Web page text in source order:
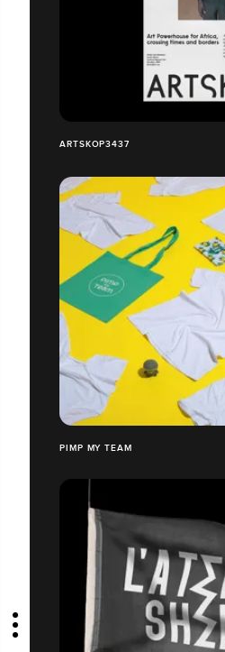
ARTSKOP3437
PIMP MY TEAM